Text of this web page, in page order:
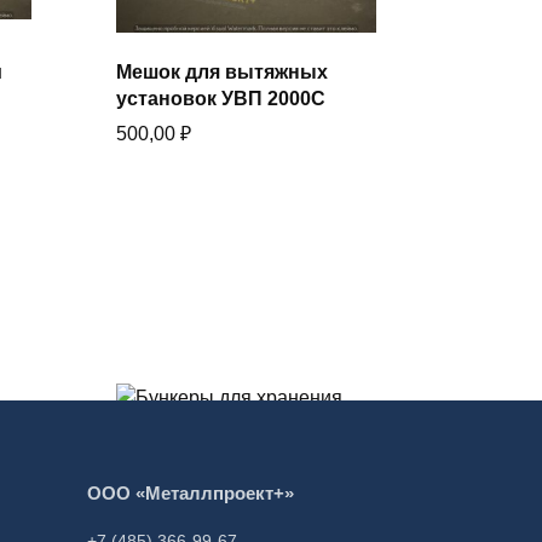
В корзину
Купить в один клик
Мешок для вытяжных
установок УВП 2000С
500,00 ₽
ООО «Металлпроект+»